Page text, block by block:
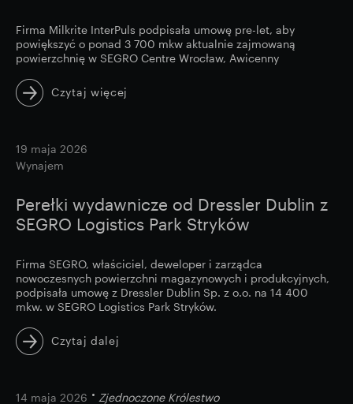
Firma Milkrite InterPuls podpisała umowę pre-let, aby
powiększyć o ponad 3 700 mkw aktualnie zajmowaną
powierzchnię w SEGRO Centre Wrocław, Awicenny
Czytaj więcej
image19 maja 2026
Wynajem
Perełki wydawnicze od Dressler Dublin z
SEGRO Logistics Park Stryków
Firma SEGRO, właściciel, deweloper i zarządca
nowoczesnych powierzchni magazynowych i produkcyjnych,
podpisała umowę z Dressler Dublin Sp. z o.o. na 14 400
mkw. w SEGRO Logistics Park Stryków.
Czytaj dalej
image14 maja 2026
Zjednoczone Królestwo